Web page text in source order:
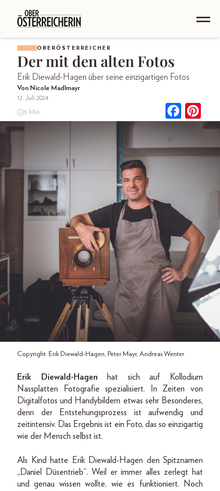
OBERÖSTERREICHER
Der mit den alten Fotos
Erik Diewald-Hagen über seine einzigartigen Fotos
Von Nicole Madlmayr
12. Juli 2024
5 Min.
Copyright: Erik Diewald-Hagen, Peter Mayr, Andreas Wenter
Erik Diewald-Hagen hat sich auf Kollodium
Nassplatten Fotografie spezialisiert. In Zeiten von
Digitalfotos und Handybildern etwas sehr Besonderes,
denn der Entstehungsprozess ist aufwendig und
zeitintensiv. Das Ergebnis ist ein Foto, das so einzigartig
wie der Mensch selbst ist.
Als Kind hatte Erik Diewald-Hagen den Spitznamen
„Daniel Düsentrieb“. Weil er immer alles zerlegt hat
und genau wissen wollte, wie es funktioniert. Noch